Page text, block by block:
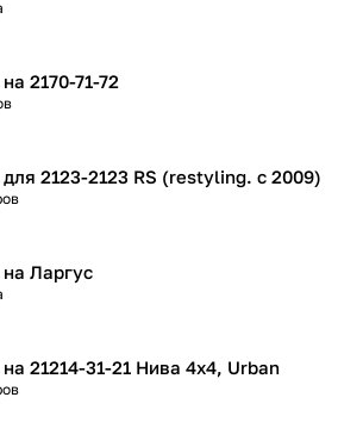
Тюнинг на 2170-71-72
Тюнинг для 2123-2123 RS (restyling. с 2009)
Ларгус
Тюнинг на 21214-31-21 Нива 4х4, Urban